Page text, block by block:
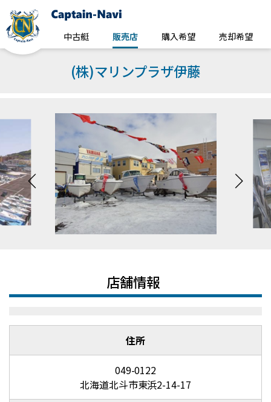
中古艇 販売店 購入希望 売却希望
(株)マリンプラザ伊藤
店舗情報
住所
049-0122
北海道北斗市東浜2-14-17